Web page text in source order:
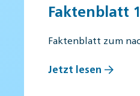
Faktenblatt
Faktenblatt zum
Jetzt lesen